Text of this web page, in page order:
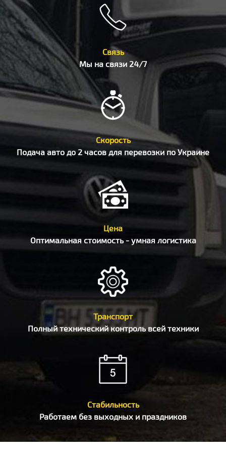
Связь
Мы на связи 24/7
Скорость
Подача авто до 2 часов для перевозки по Украине
Цена
Оптимальная стоимость - умная логистика
Транспорт
Полный технический контроль всей техники
Стабильность
Работаем без выходных и праздников